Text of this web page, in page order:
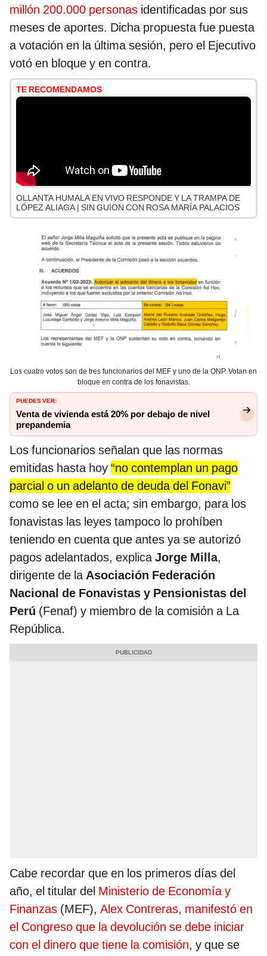
millón 200.000 personas identificadas por sus
meses de aportes. Dicha propuesta fue puesta
a votación en la última sesión, pero el Ejecutivo
votó en bloque y en contra.
TE RECOMENDAMOS
OLLANTA HUMALA EN VIVO RESPONDE Y LA TRAMPA DE
LÓPEZ ALIAGA | SIN GUION CON ROSA MARÍA PALACIOS
Los cuatro votos son de tres funcionarios del MEF y uno de la ONP. Votan en
bloque en contra de los fonavistas.
PUEDES VER:
Venta de vivienda está 20% por debajo de nivel
prepandemia
Los funcionarios señalan que las normas
emitidas hasta hoy “no contemplan un pago
parcial o un adelanto de deuda del Fonavi”
como se lee en el acta; sin embargo, para los
fonavistas las leyes tampoco lo prohíben
teniendo en cuenta que antes ya se autorizó
pagos adelantados, explica Jorge Milla,
dirigente de la Asociación Federación
Nacional de Fonavistas y Pensionistas del
Perú (Fenaf) y miembro de la comisión a La
República.
Cabe recordar que en los primeros días del
año, el titular del Ministerio de Economía y
Finanzas (MEF), Alex Contreras, manifestó en
el Congreso que la devolución se debe iniciar
con el dinero que tiene la comisión, y que se